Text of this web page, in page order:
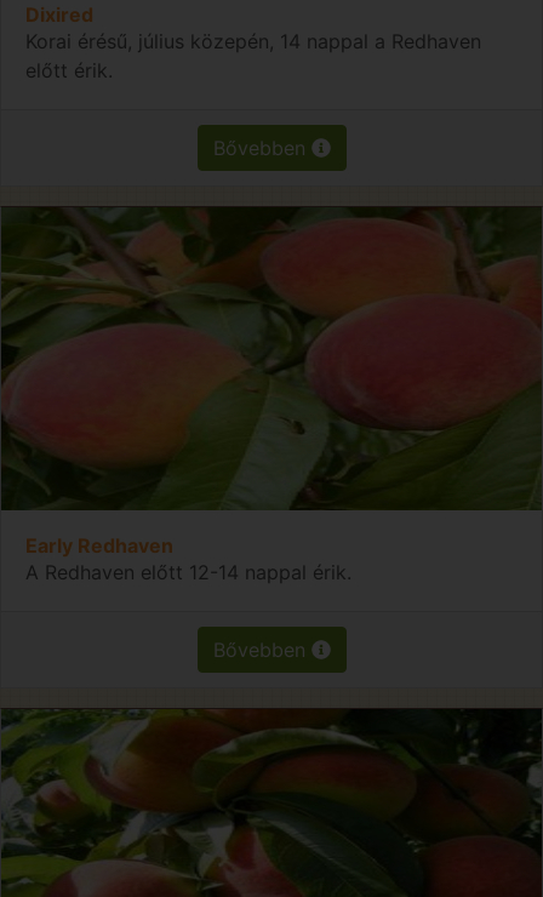
Dixired
Korai érésű, július közepén, 14 nappal a Redhaven
előtt érik.
Bővebben
Early Redhaven
A Redhaven előtt 12-14 nappal érik.
Bővebben